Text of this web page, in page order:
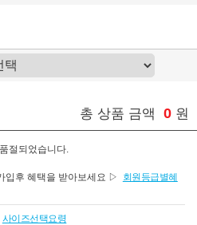
총 상품 금액 0 원
절되었습니다.
입후 혜택을 받아보세요 ▷
회원등급별혜
사이즈선택요령